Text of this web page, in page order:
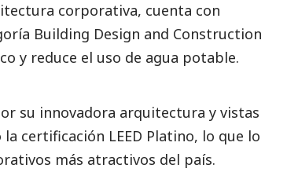
corporativa, cuenta con
Building Design and Construction
y reduce el uso de agua potable.
su innovadora arquitectura y vistas
certificación LEED Platino, lo que lo
más atractivos del país.